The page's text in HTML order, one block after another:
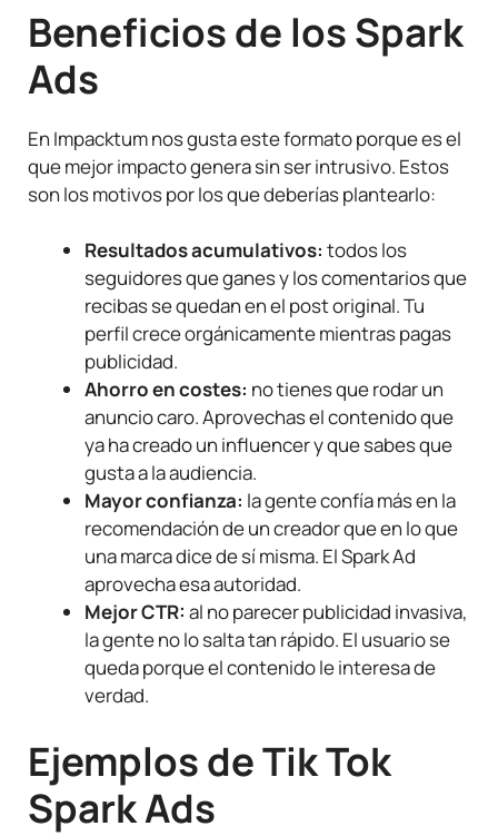
Beneficios de los Spark
Ads
En Impacktum nos gusta este formato porque es el
que mejor impacto genera sin ser intrusivo. Estos
son los motivos por los que deberías plantearlo:
Resultados acumulativos: todos los
seguidores que ganes y los comentarios que
recibas se quedan en el post original. Tu
perfil crece orgánicamente mientras pagas
publicidad.
Ahorro en costes: no tienes que rodar un
anuncio caro. Aprovechas el contenido que
ya ha creado un influencer y que sabes que
gusta a la audiencia.
Mayor confianza: la gente confía más en la
recomendación de un creador que en lo que
una marca dice de sí misma. El Spark Ad
aprovecha esa autoridad.
Mejor CTR: al no parecer publicidad invasiva,
la gente no lo salta tan rápido. El usuario se
queda porque el contenido le interesa de
verdad.
Ejemplos de Tik Tok
Spark Ads